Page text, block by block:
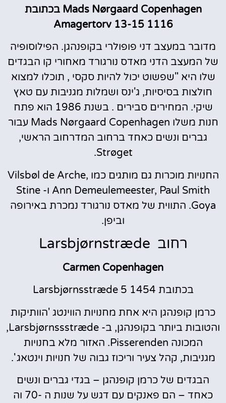
Mads Nørgaard Copenhagen בכתובת
Amagertorv 13-15 1116
מדובר במעצב דני פופולרי בקופנהגן. הפילוסופיה
של המעצב הדני מאדס נורגורד מאחורי קו הבגדים
שלו היא "שפשוט יכול להיות סקסי , תוכלו למצוא
חולצות בסיסיות, ג'ינס ושמלות מגניבות עם טאץ
שיקי. המחירים סבירים . בשנת 1986 הוא פתח
חנות משלו Mads Nørgaard Copenhagen עבור
גברים ונשים כאחד ברחוב המדרחוב הראשי,
Strøget.
החנויות מוכרות גם מותגים כמו Vilsbøl de Arche,
Ann Demeulemeester, Paul Smith ו- Stine
Goya. התווית של מאדס נורגורד נמכרת באירופה
וביפן.
רחוב Larsbjørnstræde
Carmen Copenhagen
בכתובת Larsbjørnsstræde 5 1454
כרמן קופנהגן היא אחת מחנויות הווינטג 'הוותיקות
והטובות ביותר בקופנהגן, ב- Larsbjørnssstræde,
המכונה Pisserenden. האזור מלא בחנויות
מגניבות, קהל צעיר וריכוז גבוה של חנויות וינטאג '.
הבגדים של כרמן קופנהגן – בגדי גברים ונשים
כאחד – הם פאנקים עם דגש על שנות ה -70 וה